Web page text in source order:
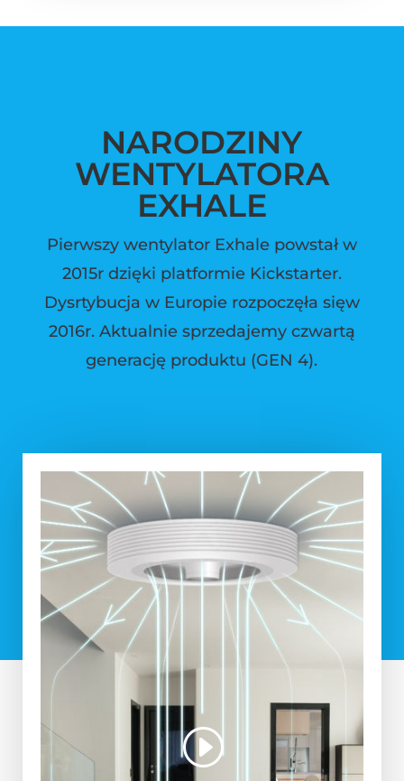
NARODZINY
WENTYLATORA
EXHALE
Pierwszy wentylator Exhale powstał w
2015r dzięki platformie Kickstarter.
Dysrtybucja w Europie rozpoczęła sięw
2016r. Aktualnie sprzedajemy czwartą
generację produktu (GEN 4).